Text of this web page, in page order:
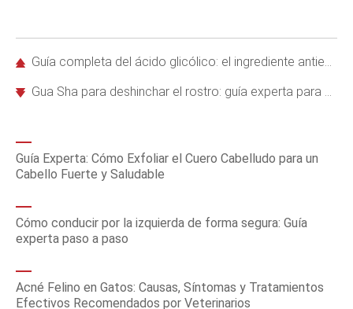
Guía completa del ácido glicólico: el ingrediente antienvejecimiento favorito de los dermatólogos
Gua Sha para deshinchar el rostro: guía experta para usarla correctamente
Guía Experta: Cómo Exfoliar el Cuero Cabelludo para un
Cabello Fuerte y Saludable
Cómo conducir por la izquierda de forma segura: Guía
experta paso a paso
Acné Felino en Gatos: Causas, Síntomas y Tratamientos
Efectivos Recomendados por Veterinarios